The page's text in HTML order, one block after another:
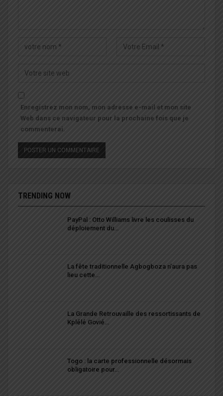
Enregistrez mon nom, mon adresse e-mail et mon site
Web dans ce navigateur pour la prochaine fois que je
commenterai.
TRENDING NOW
PayPal : Otto Williams livre les coulisses du
déploiement du…
La fête traditionnelle Agbogboza n’aura pas
lieu cette…
La Grande Retrouvaille des ressortissants de
Kplélé Govié…
Togo : la carte professionnelle désormais
obligatoire pour…